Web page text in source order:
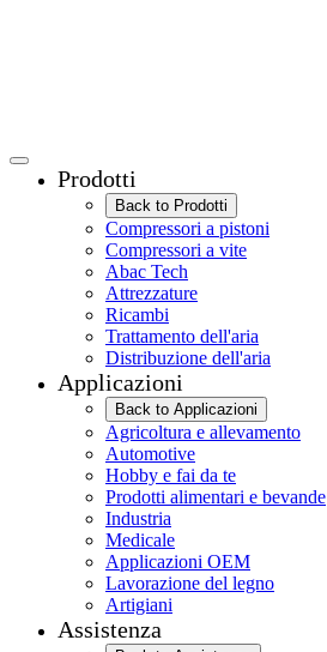
Prodotti
Back to Prodotti
Compressori a pistoni
Compressori a vite
Abac Tech
Attrezzature
Ricambi
Trattamento dell'aria
Distribuzione dell'aria
Applicazioni
Back to Applicazioni
Agricoltura e allevamento
Automotive
Hobby e fai da te
Prodotti alimentari e bevande
Industria
Medicale
Applicazioni OEM
Lavorazione del legno
Artigiani
Assistenza